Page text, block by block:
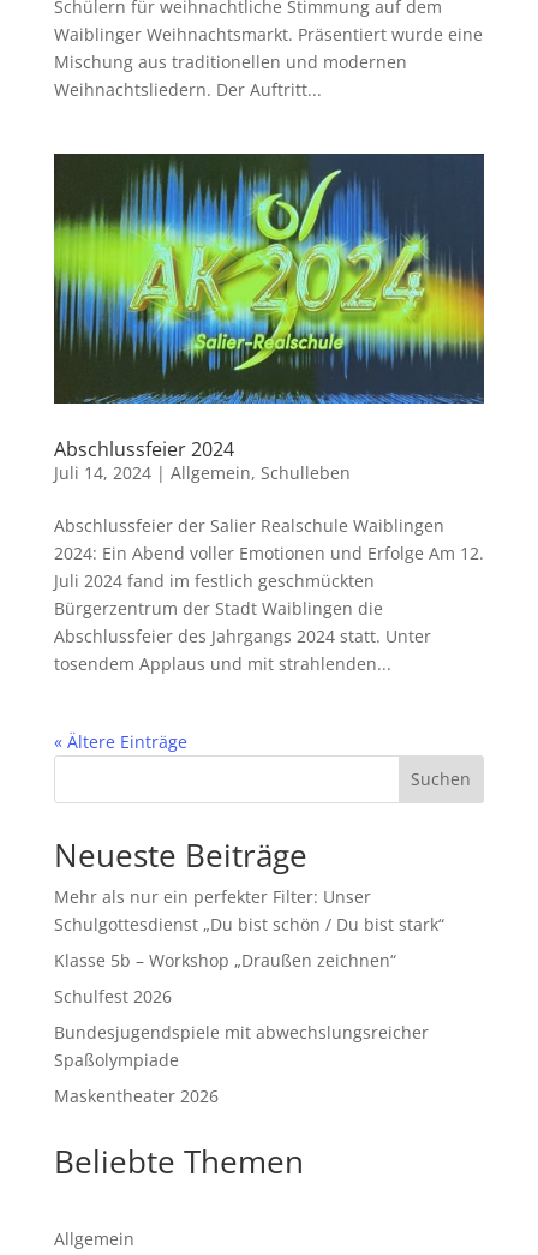
Schülern für weihnachtliche Stimmung auf dem
Waiblinger Weihnachtsmarkt. Präsentiert wurde eine
Mischung aus traditionellen und modernen
Weihnachtsliedern. Der Auftritt...
Abschlussfeier 2024
Juli 14, 2024| Allgemein, Schulleben
Abschlussfeier der Salier Realschule Waiblingen
2024: Ein Abend voller Emotionen und Erfolge Am 12.
Juli 2024 fand im festlich geschmückten
Bürgerzentrum der Stadt Waiblingen die
Abschlussfeier des Jahrgangs 2024 statt. Unter
tosendem Applaus und mit strahlenden...
« Ältere Einträge
Suchen
Neueste Beiträge
Mehr als nur ein perfekter Filter: Unser
Schulgottesdienst „Du bist schön / Du bist stark“
Klasse 5b – Workshop „Draußen zeichnen“
Schulfest 2026
Bundesjugendspiele mit abwechslungsreicher
Spaßolympiade
Maskentheater 2026
Beliebte Themen
Allgemein